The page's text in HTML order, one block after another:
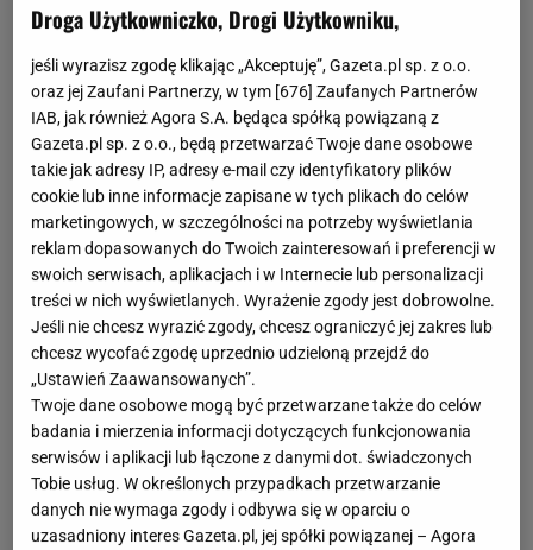
Droga Użytkowniczko, Drogi Użytkowniku,
jeśli wyrazisz zgodę klikając „Akceptuję”, Gazeta.pl sp. z o.o.
oraz jej Zaufani Partnerzy, w tym [676] Zaufanych Partnerów
IAB, jak również Agora S.A. będąca spółką powiązaną z
Gazeta.pl sp. z o.o., będą przetwarzać Twoje dane osobowe
takie jak adresy IP, adresy e-mail czy identyfikatory plików
cookie lub inne informacje zapisane w tych plikach do celów
marketingowych, w szczególności na potrzeby wyświetlania
reklam dopasowanych do Twoich zainteresowań i preferencji w
swoich serwisach, aplikacjach i w Internecie lub personalizacji
treści w nich wyświetlanych. Wyrażenie zgody jest dobrowolne.
Jeśli nie chcesz wyrazić zgody, chcesz ograniczyć jej zakres lub
chcesz wycofać zgodę uprzednio udzieloną przejdź do
„Ustawień Zaawansowanych”.
Twoje dane osobowe mogą być przetwarzane także do celów
badania i mierzenia informacji dotyczących funkcjonowania
serwisów i aplikacji lub łączone z danymi dot. świadczonych
Tobie usług. W określonych przypadkach przetwarzanie
danych nie wymaga zgody i odbywa się w oparciu o
uzasadniony interes Gazeta.pl, jej spółki powiązanej – Agora